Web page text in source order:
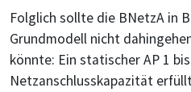
Folglich sollte die BNetzA in
Grundmodell nicht
könnte: Ein statischer AP 1
Netzanschlusskapazität